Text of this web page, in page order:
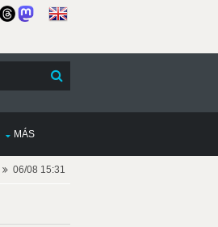
MÁS
06/08 15:31